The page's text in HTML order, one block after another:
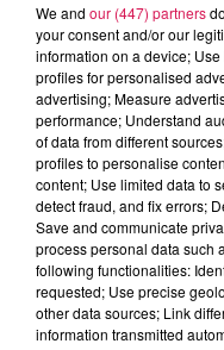
10h06
10h06
MAROON 5
She Will Be Loved
We and our (447) partners
your consent and/or our
information on a device;
profiles for personalised
advertising; Measure
performance; Understand
of data from different
profiles to personalise
content; Use limited data to
detect fraud, and fix errors;
Save and communicate
process personal data such
following functionalities:
requested; Use precise
other data sources; Link
information transmitted